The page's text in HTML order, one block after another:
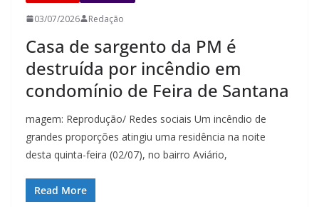
03/07/2026 Redação
Casa de sargento da PM é
destruída por incêndio em
condomínio de Feira de Santana
magem: Reprodução/ Redes sociais Um incêndio de
grandes proporções atingiu uma residência na noite
desta quinta-feira (02/07), no bairro Aviário,
Read More